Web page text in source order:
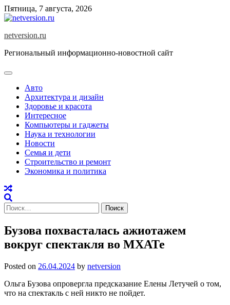
Skip
to
Пятница, 7 августа, 2026
netversion.ru
Региональный информационно-новостной сайт
Авто
Архитектура и дизайн
Здоровье и красота
Интересное
Компьютеры и гаджеты
Наука и технологии
Новости
Семья и дети
Строительство и ремонт
Экономика и политика
Найти:
Бузова похвасталась ажиотажем
вокруг спектакля во МХАТе
Posted on 26.04.2024 by netversion
Ольга Бузова опровергла предсказание Елены Летучей о том,
что на спектакль с ней никто не пойдет.